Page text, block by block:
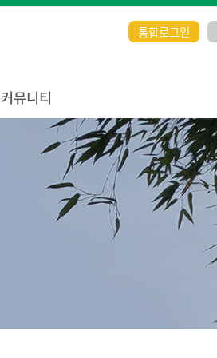
통합로그인
커뮤니티